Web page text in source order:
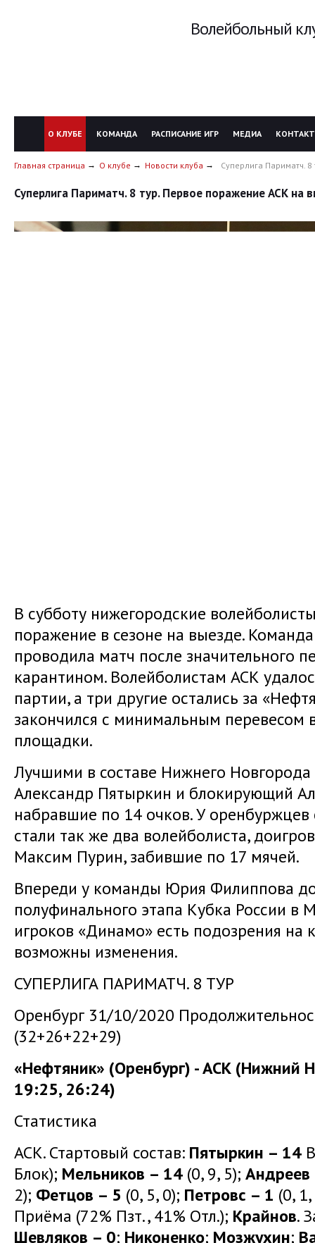
Волейбольный
О КЛУБЕ КОМАНДА РАСПИСАНИЕ ИГР МЕДИА
Главная страница О клубе Новости клуба Суперлига Париматч.
Суперлига Париматч. 8 тур. Первое поражение АСК на
В субботу нижегородские
поражение в сезоне на выезде.
проводила матч после значительного
карантином. Волейболистам АСК
партии, а три другие остались за
закончился с минимальным перевесом
площадки.
Лучшими в составе Нижнего
Александр Пятыркин и блокирующий
набравшие по 14 очков. У
стали так же два волейболиста,
Максим Пурин, забившие по 17 мячей.
Впереди у команды Юрия Филиппова
полуфинального этапа Кубка России в
игроков «Динамо» есть подозрения на
возможны изменения.
СУПЕРЛИГА ПАРИМАТЧ. 8 ТУР
Оренбург 31/10/2020
(32+26+22+29)
«Нефтяник» (Оренбург) - АСК (Нижний
19:25, 26:24)
Статистика
АСК. Стартовый состав: Пятыркин – 14
Блок); Мельников – 14 (0, 9, 5); Андреев
2); Фетцов – 5 (0, 5, 0); Петровс – 1 (0,
Приёма (72% Пзт., 41% Отл.); Крайнов.
Шевляков – 0; Никоненко; Мозжухин;